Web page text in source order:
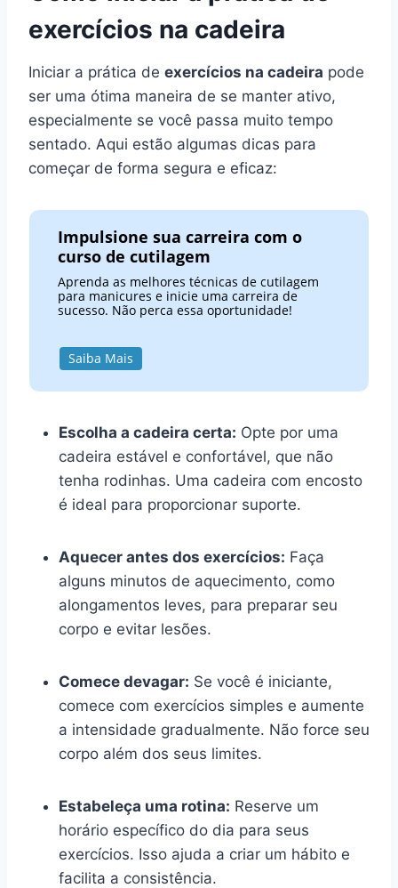
exercícios na cadeira
Iniciar a prática de exercícios na cadeira pode
ser uma ótima maneira de se manter ativo,
especialmente se você passa muito tempo
sentado. Aqui estão algumas dicas para
começar de forma segura e eficaz:
Impulsione sua carreira com o
curso de cutilagem
Aprenda as melhores técnicas de cutilagem
para manicures e inicie uma carreira de
sucesso. Não perca essa oportunidade!
Saiba Mais
Escolha a cadeira certa: Opte por uma
cadeira estável e confortável, que não
tenha rodinhas. Uma cadeira com encosto
é ideal para proporcionar suporte.
Aquecer antes dos exercícios: Faça
alguns minutos de aquecimento, como
alongamentos leves, para preparar seu
corpo e evitar lesões.
Comece devagar: Se você é iniciante,
comece com exercícios simples e aumente
a intensidade gradualmente. Não force seu
corpo além dos seus limites.
Estabeleça uma rotina: Reserve um
horário específico do dia para seus
exercícios. Isso ajuda a criar um hábito e
facilita a consistência.